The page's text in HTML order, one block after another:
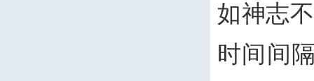
如神志
时间间